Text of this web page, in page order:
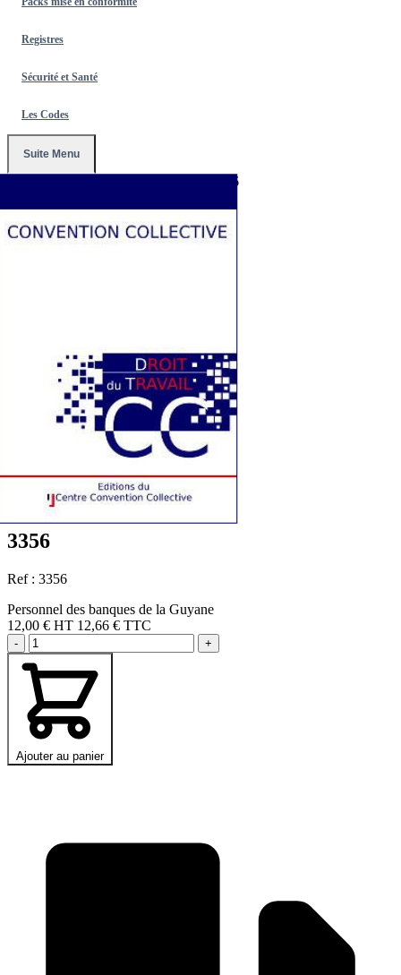
Registres
Sécurité et Santé
Les Codes
Suite Menu
3356
3356
Ref : 3356
Personnel des banques de la Guyane
12,00 € HT 12,66 € TTC
- +
Ajouter au panier